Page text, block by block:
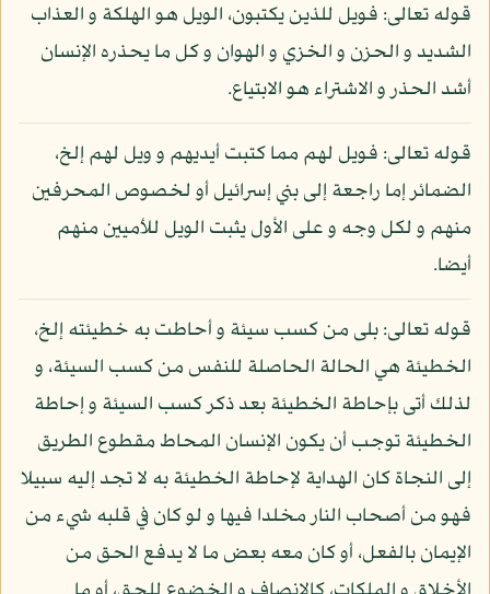
قوله تعالى: فويل للذين يكتبون، الويل هو الهلكة و العذاب
الشديد و الحزن و الخزي و الهوان و كل ما يحذره الإنسان
أشد الحذر و الاشتراء هو الابتياع.
قوله تعالى: فويل لهم مما كتبت أيديهم و ويل لهم إلخ،
الضمائر إما راجعة إلى بني إسرائيل أو لخصوص المحرفين
منهم و لكل وجه و على الأول يثبت الويل للأميين منهم
أيضا.
قوله تعالى: بلى من كسب سيئة و أحاطت به خطيئته إلخ،
الخطيئة هي الحالة الحاصلة للنفس من كسب السيئة، و
لذلك أتى بإحاطة الخطيئة بعد ذكر كسب السيئة و إحاطة
الخطيئة توجب أن يكون الإنسان المحاط مقطوع الطريق
إلى النجاة كان الهداية لإحاطة الخطيئة به لا تجد إليه سبيلا
فهو من أصحاب النار مخلدا فيها و لو كان في قلبه شيء من
الإيمان بالفعل، أو كان معه بعض ما لا يدفع الحق من